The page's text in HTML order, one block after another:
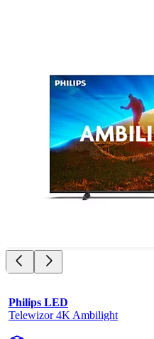
Philips LED
Telewizor 4K Ambilight